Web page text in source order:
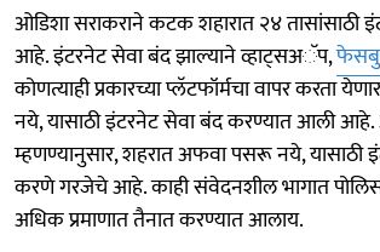
ओडिशा सराकराने कटक शहारात २४ तासांसाठी
आहे. इंटरनेट सेवा बंद झाल्याने व्हाट्सअॅप,
कोणत्याही प्रकारच्या प्लॅटफॉर्मचा वापर करता
नये, यासाठी इंटरनेट सेवा बंद करण्यात आली आहे.
म्हणण्यानुसार, शहरात अफवा पसरू नये, यासाठी
करणे गरजेचे आहे. काही संवेदनशील भागात
अधिक प्रमाणात तैनात करण्यात आलाय.